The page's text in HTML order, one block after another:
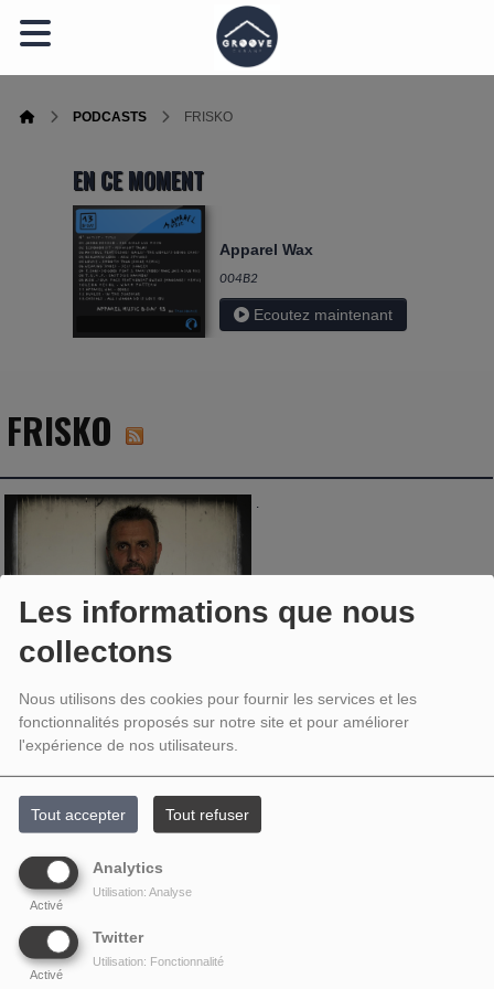
Les informations que nous
collectons
Nous utilisons des cookies pour fournir les services et les
fonctionnalités proposés sur notre site et pour améliorer
l'expérience de nos utilisateurs.
Tout accepter Tout refuser
Analytics
Activé
Utilisation: Analyse
Twitter
Activé
Utilisation: Fonctionnalité
PODCASTS FRISKO
EN CE MOMENT
Apparel Wax
004B2
Ecoutez maintenant
FRISKO
.
FRISKO - CABANE DJ #46
FRISKO - CABANE DJ #39
FRISKO - CABANE DJ NYE 2022
FRISKO - CABANE DJ #34